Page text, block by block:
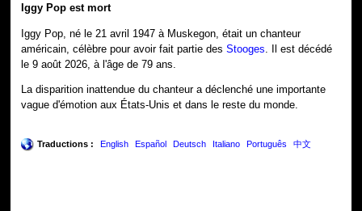
Iggy Pop est mort
Iggy Pop, né le 21 avril 1947 à Muskegon, était un chanteur
américain, célèbre pour avoir fait partie desStooges . Il est décédé
le 9 août 2026, à l'âge de 79 ans.
La disparition inattendue du chanteur a déclenché une importante
vague d'émotion aux États-Unis et dans le reste du monde.
Traductions : English Español Deutsch Italiano Português 中文